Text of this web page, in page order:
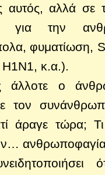
αλλά σε
για την
φυματίωση,
Η1Ν1, κ.α.).
άλλοτε ο
τον
άραγε τώρα;